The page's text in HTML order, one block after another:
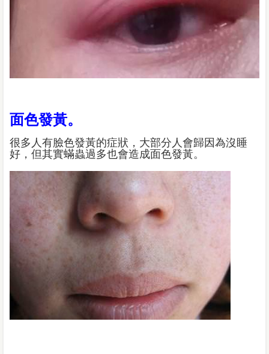
面色發黃。
很多人有臉色發黃的症狀，大部分人會歸因為沒睡
好，但其實蟎蟲過多也會造成面色發黃。